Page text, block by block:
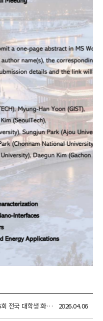
[이동현상부문위원회] 제36회 전국 대학생 화학공학 학력 경시대회(이동현상) 안내(신청마감: 5월 24일(일)) 2026.04.06